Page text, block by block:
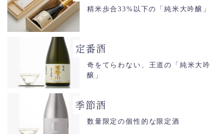
精米歩合33%以下の「純米大吟醸」
定番酒
奇をてらわない、王道の「純米大吟
醸」
季節酒
数量限定の個性的な限定酒